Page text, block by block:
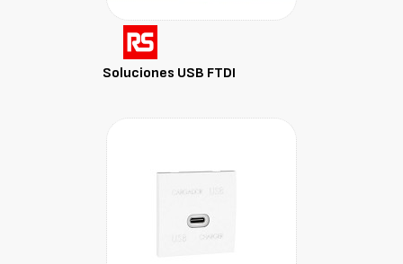
Soluciones USB FTDI